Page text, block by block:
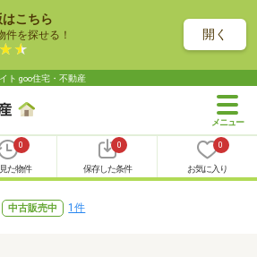
こちら
件を探せる！ 開く
ト goo住宅・不動産
0
た物件
0
保存した条件
0
お気に入り
中古販売中 1件